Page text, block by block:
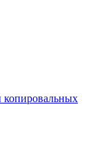
копировальных